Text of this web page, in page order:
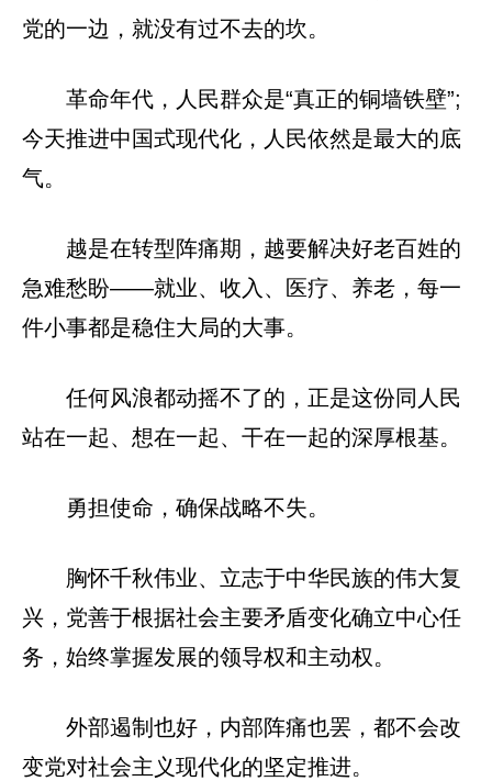
党的一边，就没有过不去的坎。
革命年代，人民群众是“真正的铜墙铁壁”;
今天推进中国式现代化，人民依然是最大的底
气。
越是在转型阵痛期，越要解决好老百姓的
急难愁盼——就业、收入、医疗、养老，每一
件小事都是稳住大局的大事。
任何风浪都动摇不了的，正是这份同人民
站在一起、想在一起、干在一起的深厚根基。
勇担使命，确保战略不失。
胸怀千秋伟业、立志于中华民族的伟大复
兴，党善于根据社会主要矛盾变化确立中心任
务，始终掌握发展的领导权和主动权。
外部遏制也好，内部阵痛也罢，都不会改
变党对社会主义现代化的坚定推进。